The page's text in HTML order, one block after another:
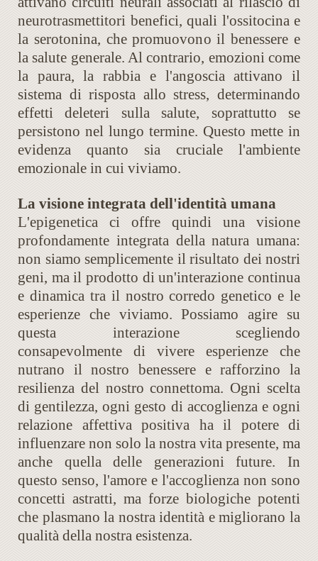
neurotrasmettitori benefici, quali l'ossitocina e
la serotonina, che promuovono il benessere e
la salute generale. Al contrario, emozioni come
la paura, la rabbia e l'angoscia attivano il
sistema di risposta allo stress, determinando
effetti deleteri sulla salute, soprattutto se
persistono nel lungo termine. Questo mette in
evidenza quanto sia cruciale l'ambiente
emozionale in cui viviamo.
La visione integrata dell'identità umana
L'epigenetica ci offre quindi una visione
profondamente integrata della natura umana:
non siamo semplicemente il risultato dei nostri
geni, ma il prodotto di un'interazione continua
e dinamica tra il nostro corredo genetico e le
esperienze che viviamo. Possiamo agire su
questa interazione scegliendo
consapevolmente di vivere esperienze che
nutrano il nostro benessere e rafforzino la
resilienza del nostro connettoma. Ogni scelta
di gentilezza, ogni gesto di accoglienza e ogni
relazione affettiva positiva ha il potere di
influenzare non solo la nostra vita presente, ma
anche quella delle generazioni future. In
questo senso, l'amore e l'accoglienza non sono
concetti astratti, ma forze biologiche potenti
che plasmano la nostra identità e migliorano la
qualità della nostra esistenza.